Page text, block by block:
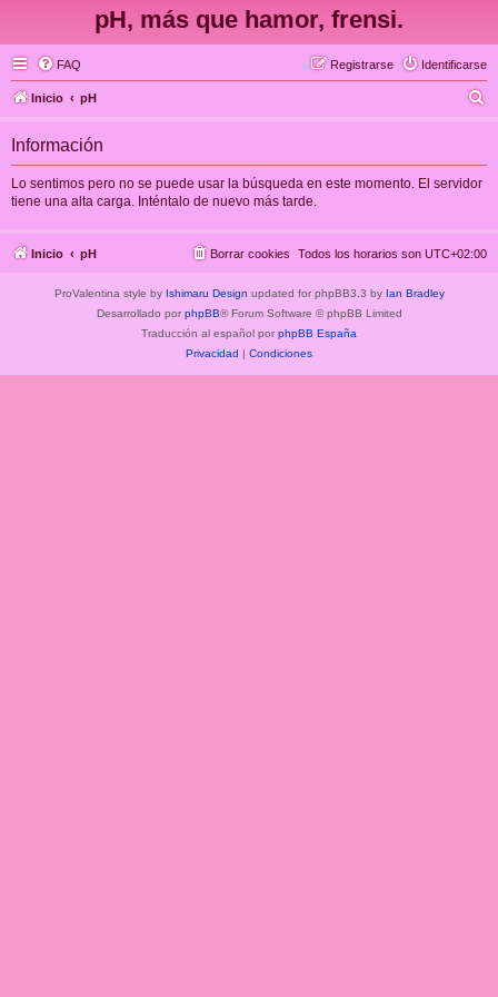
pH, más que hamor, frensi.
FAQ Identificarse
Registrarse
Inicio pH
Información
Lo sentimos pero no se puede usar la búsqueda en este momento. El servidor
tiene una alta carga. Inténtalo de nuevo más tarde.
Inicio pH Todos los horarios son UTC+02:00
Borrar cookies
ProValentina style by Ishimaru Design updated for phpBB3.3 by Ian Bradley
Desarrollado por phpBB® Forum Software © phpBB Limited
Traducción al español por phpBB España
Privacidad | Condiciones